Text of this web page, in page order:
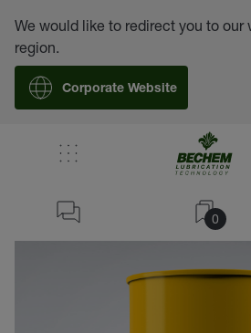
0
We would like to redirect you to our
region.
Corporate Website